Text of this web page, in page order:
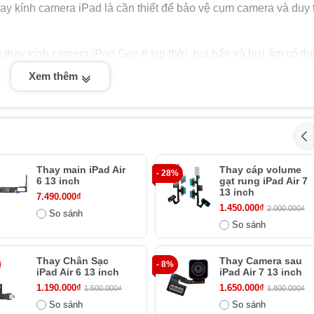
kính camera iPad là cần thiết để bảo vệ cụm camera và duy
kính camera iPad Gen 8 kịp thời, bụi bẩn và hơi ẩm có
ảnh chụp bị mờ mà còn có nguy cơ gây hỏng nghiêm
camera iPad Gen 8 là phương án hiệu quả nhất. Giải
việc thay toàn bộ cụm camera, đồng thời đảm bảo chất lượng
các linh kiện bên trong.
iPad Gen 8?
có khả năng chụp ảnh sắc nét. Tuy nhiên, nếu kính bảo vệ
giảm đáng kể. Lúc này, bạn cần thay kính camera iPad
Xem thêm
Thay main iPad Air
6 13 inch
7.490.000₫
So sánh
- 28%
Thay cáp volume
gạt rung iPad Air 7
13 inch
1.450.000₫ 2.000.000₫
So sánh
Thay Chân Sạc
iPad Air 6 13 inch
1.190.000₫ 1.500.000₫
So sánh
- 8%
Thay Camera sau
iPad Air 7 13 inch
1.650.000₫ 1.800.000₫
So sánh